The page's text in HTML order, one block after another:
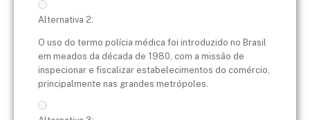
Alternativa 2:
O uso do termo polícia médica foi introduzido no Brasil
em meados da década de 1980, com a missão de
inspecionar e fiscalizar estabelecimentos do comércio,
principalmente nas grandes metrópoles.